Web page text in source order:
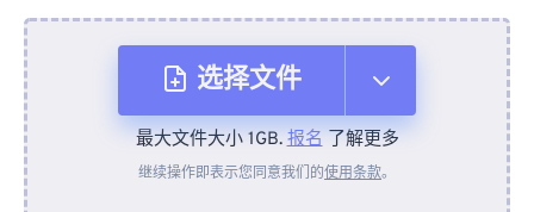
选择文件
从设备
最大文件大小 1GB.报名了解更多
继续操作即表示您同意我们的使用条款。